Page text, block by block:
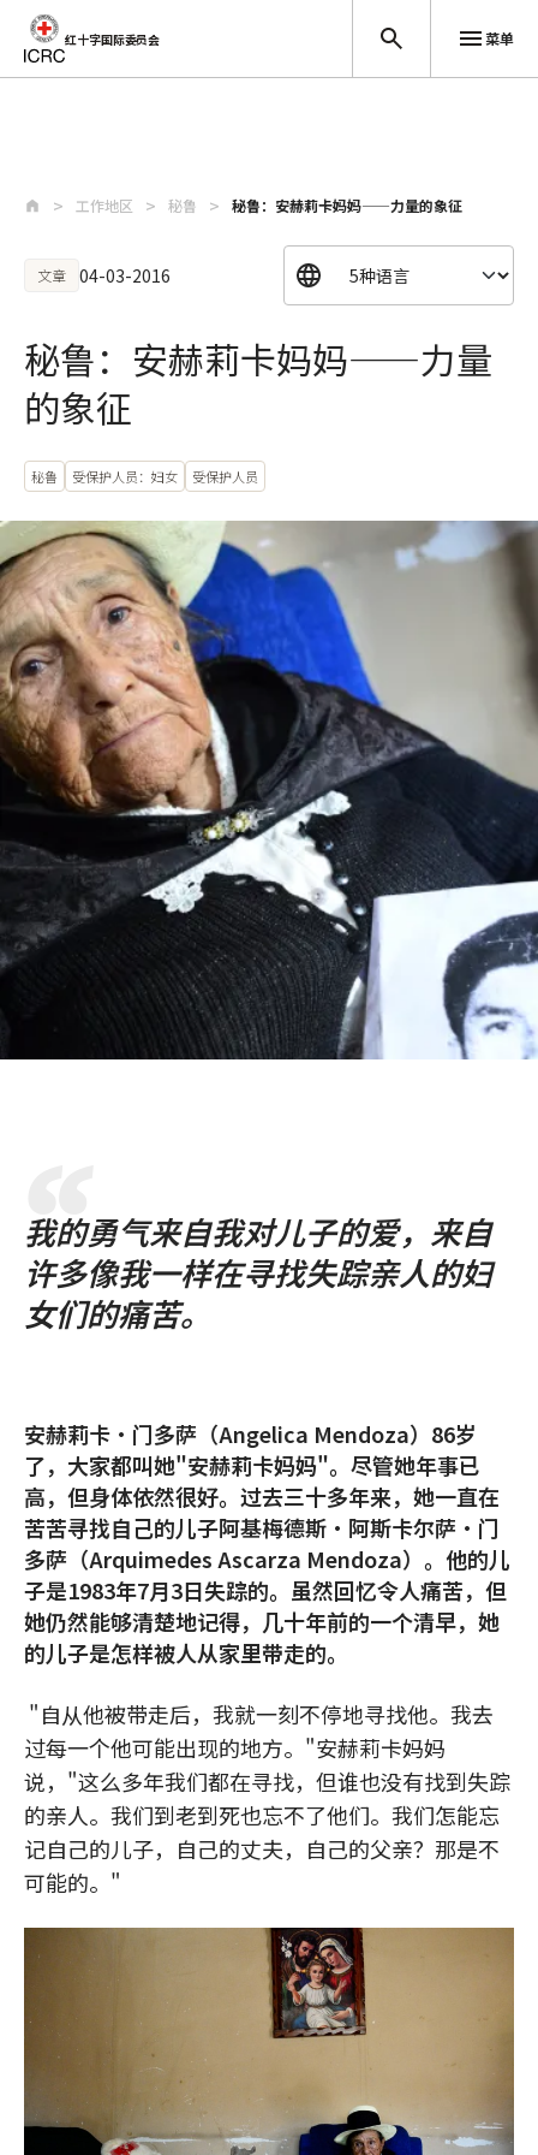
红十字国际委员会 菜单
工作地区 秘鲁 秘鲁：安赫莉卡妈妈——力量的象征
文章 04-03-2016
秘鲁：安赫莉卡妈妈——力量
的象征
秘鲁 受保护人员：妇女 受保护人员
我的勇气来自我对儿子的爱，来自
许多像我一样在寻找失踪亲人的妇
女们的痛苦。
安赫莉卡•门多萨（Angelica Mendoza）86岁
了，大家都叫她"安赫莉卡妈妈"。尽管她年事已
高，但身体依然很好。过去三十多年来，她一直在
苦苦寻找自己的儿子阿基梅德斯•阿斯卡尔萨•门
多萨（Arquimedes Ascarza Mendoza）。他的儿
子是1983年7月3日失踪的。虽然回忆令人痛苦，但
她仍然能够清楚地记得，几十年前的一个清早，她
的儿子是怎样被人从家里带走的。
"自从他被带走后，我就一刻不停地寻找他。我去
过每一个他可能出现的地方。"安赫莉卡妈妈
说，"这么多年我们都在寻找，但谁也没有找到失踪
的亲人。我们到老到死也忘不了他们。我们怎能忘
记自己的儿子，自己的丈夫，自己的父亲？那是不
可能的。"